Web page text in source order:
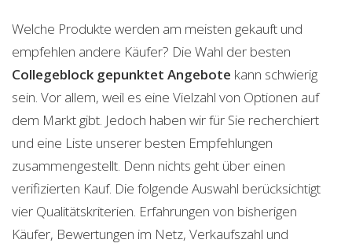
Welche Produkte werden am meisten gekauft und
empfehlen andere Käufer? Die Wahl der besten
Collegeblock gepunktet Angebote kann schwierig
sein. Vor allem, weil es eine Vielzahl von Optionen auf
dem Markt gibt. Jedoch haben wir für Sie recherchiert
und eine Liste unserer besten Empfehlungen
zusammengestellt. Denn nichts geht über einen
verifizierten Kauf. Die folgende Auswahl berücksichtigt
vier Qualitätskriterien. Erfahrungen von bisherigen
Käufer, Bewertungen im Netz, Verkaufszahl und